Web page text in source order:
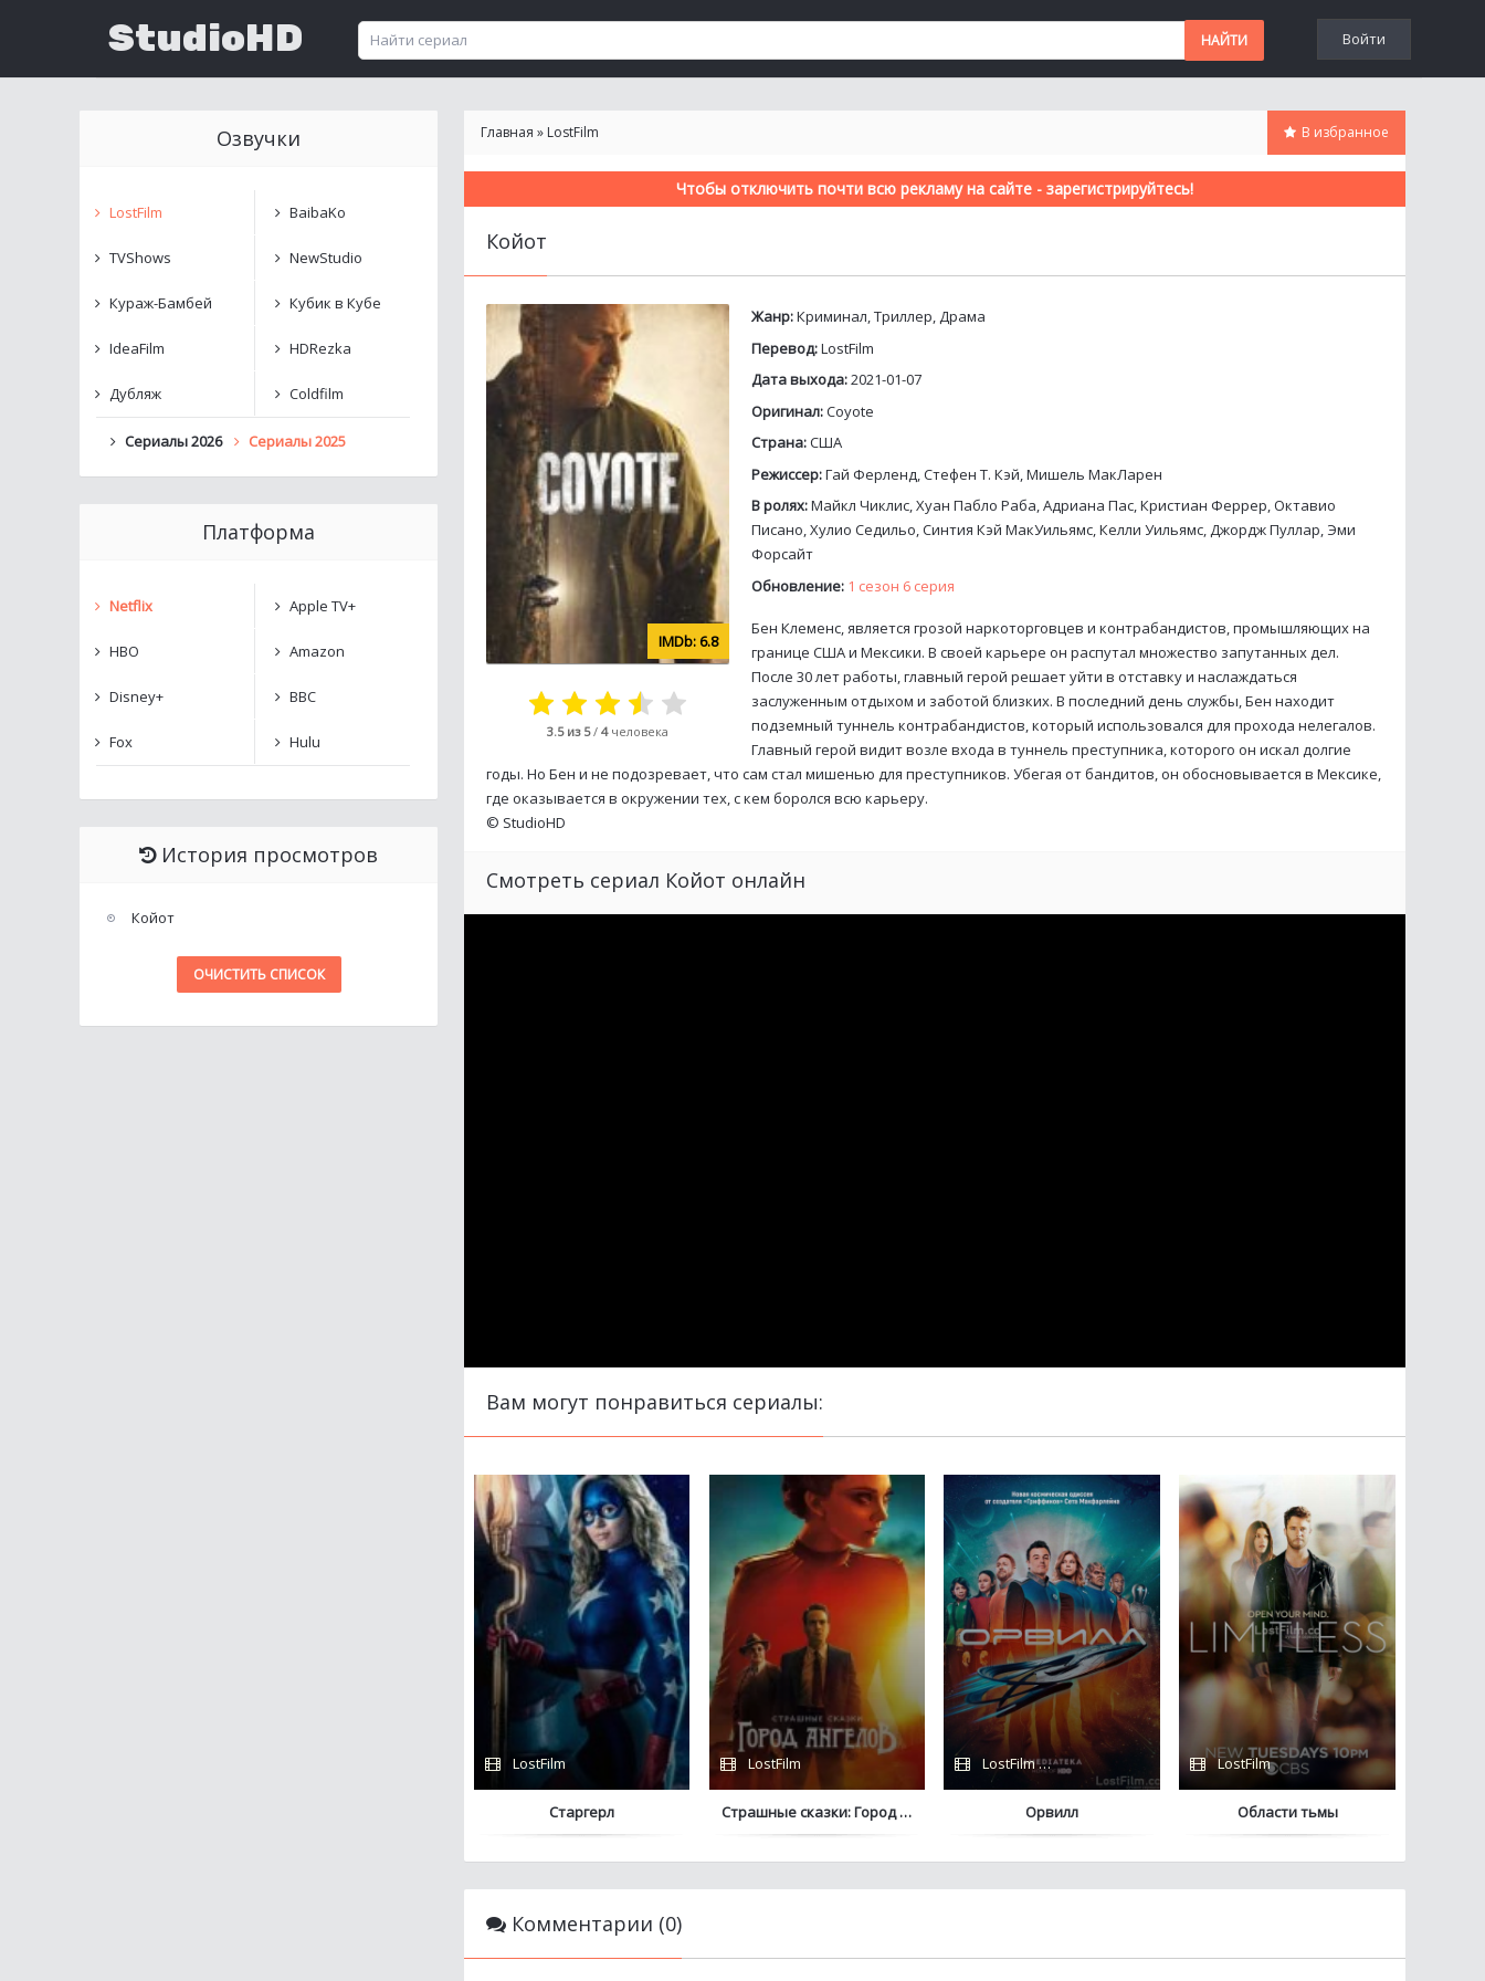
StudioHD Войти
Главная » LostFilm В избранное
Чтобы отключить почти всю рекламу на сайте - зарегистрируйтесь!
Койот
6.8
3.5из 5/ 4 человека
Жанр:Криминал, Триллер, Драма
Перевод:LostFilm
Дата выхода:2021-01-07
Оригинал:Coyote
Страна:США
Режиссер:Гай Ферленд, Стефен Т. Кэй, Мишель МакЛарен
В ролях:Майкл Чиклис, Хуан Пабло Раба, Адриана Пас, Кристиан Феррер, Октавио
Писано, Хулио Седильо, Синтия Кэй МакУильямс, Келли Уильямс, Джордж Пуллар, Эми
Форсайт
Обновление: 1 сезон 6 серия
Бен Клеменс, является грозой наркоторговцев и контрабандистов, промышляющих на
границе США и Мексики. В своей карьере он распутал множество запутанных дел.
После 30 лет работы, главный герой решает уйти в отставку и наслаждаться
заслуженным отдыхом и заботой близких. В последний день службы, Бен находит
подземный туннель контрабандистов, который использовался для прохода нелегалов.
Главный герой видит возле входа в туннель преступника, которого он искал долгие
годы. Но Бен и не подозревает, что сам стал мишенью для преступников. Убегая от бандитов, он обосновывается в Мексике,
где оказывается в окружении тех, с кем боролся всю карьеру.
© StudioHD
Смотреть сериал Койот онлайн
Вам могут понравиться сериалы:
LostFilm
Старгерл
LostFilm
Страшные сказки: Город ангелов
LostFilm / FOX
Орвилл
LostFilm
Области тьмы
Комментарии (0)
Озвучки
LostFilm BaibaKo
TVShows NewStudio
Кураж-Бамбей Кубик в Кубе
IdeaFilm HDRezka
Дубляж Coldfilm
Сериалы 2026 Сериалы 2025
Платформа
Netflix Apple TV+
HBO Amazon
Disney+ BBC
Fox Hulu
История просмотров
Койот
ОЧИСТИТЬ СПИСОК